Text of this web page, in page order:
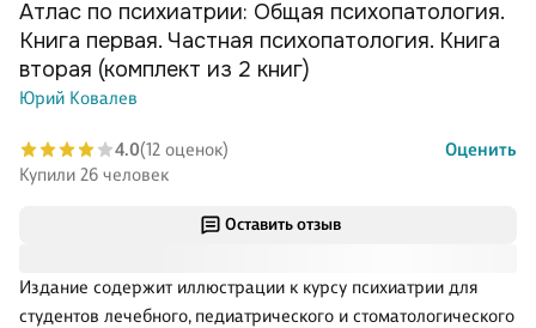
Оставить отзыв
Издание содержит иллюстрации к курсу психиатрии для
студентов лечебного, педиатрического и стоматологического
Атлас по психиатрии: Общая психопатология.
Книга первая. Частная психопатология. Книга
вторая (комплект из 2 книг)
Юрий Ковалев
4.0(12 оценок)
Оценить
Купили 26 человек